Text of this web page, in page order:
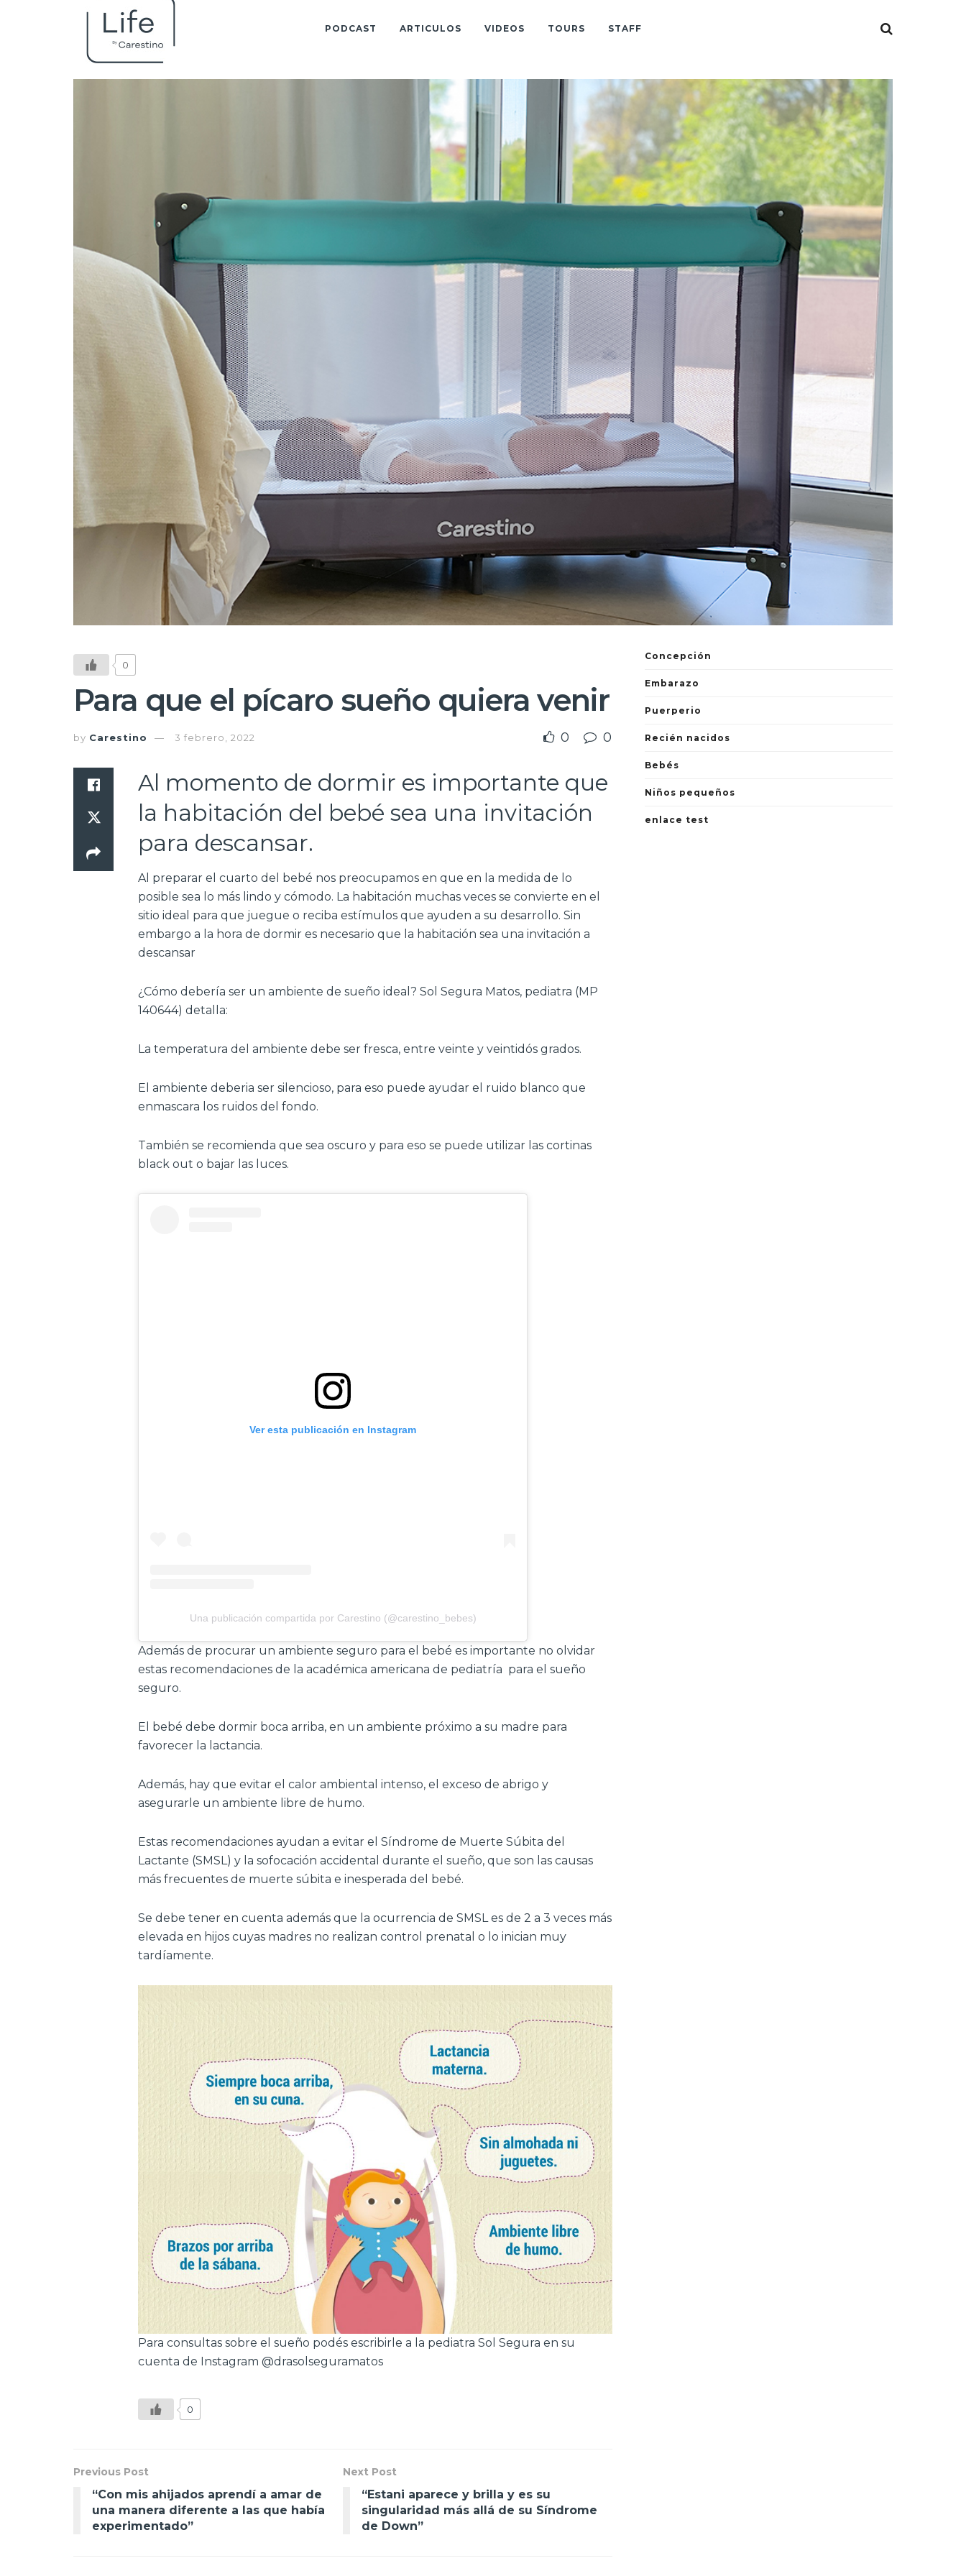
PODCAST ARTICULOS VIDEOS TOURS STAFF
0
Para que el pícaro sueño quiera venir
by Carestino 3 febrero, 2022 0 0
Al momento de dormir es importante que
la habitación del bebé sea una invitación
para descansar.
Al preparar el cuarto del bebé nos preocupamos en que en la medida de lo
posible sea lo más lindo y cómodo. La habitación muchas veces se convierte en el
sitio ideal para que juegue o reciba estímulos que ayuden a su desarrollo. Sin
embargo a la hora de dormir es necesario que la habitación sea una invitación a
descansar
¿Cómo debería ser un ambiente de sueño ideal? Sol Segura Matos, pediatra (MP
140644) detalla:
La temperatura del ambiente debe ser fresca, entre veinte y veintidós grados.
El ambiente deberia ser silencioso, para eso puede ayudar el ruido blanco que
enmascara los ruidos del fondo.
También se recomienda que sea oscuro y para eso se puede utilizar las cortinas
black out o bajar las luces.
Ver esta publicación en Instagram
Una publicación compartida por Carestino (@carestino_bebes)
Además de procurar un ambiente seguro para el bebé es importante no olvidar
estas recomendaciones de la académica americana de pediatría para el sueño
seguro.
El bebé debe dormir boca arriba, en un ambiente próximo a su madre para
favorecer la lactancia.
Además, hay que evitar el calor ambiental intenso, el exceso de abrigo y
asegurarle un ambiente libre de humo.
Estas recomendaciones ayudan a evitar el Síndrome de Muerte Súbita del
Lactante (SMSL) y la sofocación accidental durante el sueño, que son las causas
más frecuentes de muerte súbita e inesperada del bebé.
Se debe tener en cuenta además que la ocurrencia de SMSL es de 2 a 3 veces más
elevada en hijos cuyas madres no realizan control prenatal o lo inician muy
tardíamente.
Para consultas sobre el sueño podés escribirle a la pediatra Sol Segura en su
cuenta de Instagram @drasolseguramatos
0
Previous Post
“Con mis ahijados aprendí a amar de
una manera diferente a las que había
experimentado”
Next Post
“Estani aparece y brilla y es su
singularidad más allá de su Síndrome
de Down”
Concepción
Embarazo
Puerperio
Recién nacidos
Bebés
Niños pequeños
enlace test